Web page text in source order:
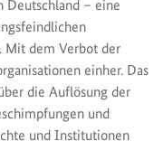
Deutschland – eine
Mit dem Verbot der
einher. Das
die Auflösung der
und
und Institutionen